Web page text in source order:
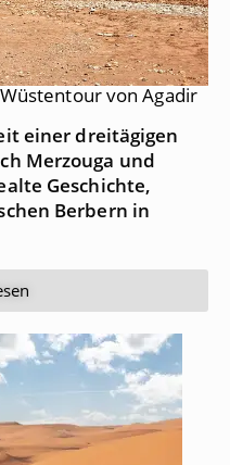
von Agadir
einer dreitägigen
Merzouga und
Geschichte,
Berbern in